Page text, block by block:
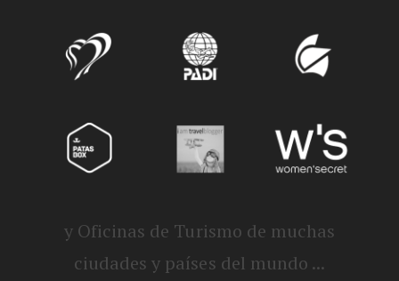
y Oficinas de Turismo de muchas
ciudades y países del mundo ...